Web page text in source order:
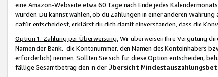
eine Amazon-Webseite etwa 60 Tage nach Ende jedes
wurden. Du kannst wählen, ob du Zahlungen in einer anderen
dafür entscheidest, erklärst du dich damit einverstanden, dass die
Option 1: Zahlung per Überweisung. Wir überweisen Ihre Vergütung
Namen der Bank, die Kontonummer, den Namen des Kontoinhabers
erforderlich) nennen. Sollten Sie sich für diese Option entscheiden,
fällige Gesamtbetrag den in der Übersicht